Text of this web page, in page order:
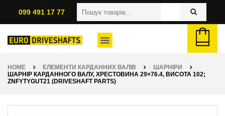
099 491 17 77
HOME ЕЛЕМЕНТИ КАРДАННИХ ВАЛІВ
ШАРНІРИ
ШАРНІР КАРДАННОГО ВАЛУ, ХРЕСТОВИНА 29×76.4, ВИСОТА 102;
ZNFYTYGUT21 (DRIVESHAFT PARTS)